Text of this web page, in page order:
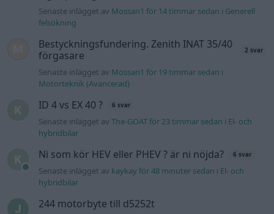
Senaste inlägget av Mossan1 för 14 timmar sedan i Generell
felsökning
Bestyckningsfundering. Zenith INAT 35/40
förgasare
2 svar
Senaste inlägget av Mossan1 för 19 timmar sedan i
Motorteknik (Avancerad)
ID 4 vs EX 40 ? 6 svar
Senaste inlägget avThe-GOAT för 23 timmar sedan i El- och
hybridbilar
Ni som kör HEV eller PHEV ? är ni nöjda? 6 svar
Senaste inlägget av kaykay för 48 minuter sedan i El- och
hybridbilar
244 motorbyte till d5252t